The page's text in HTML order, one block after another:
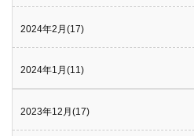
2024年2月(17)
2024年1月(11)
2023年12月(17)